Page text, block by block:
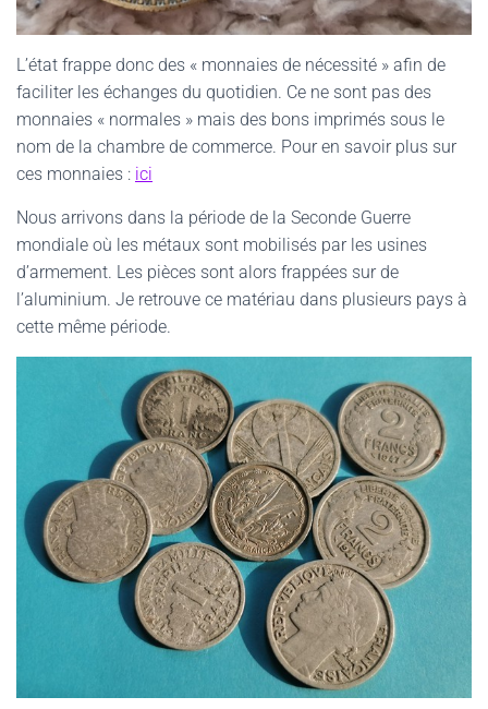
L’état frappe donc des « monnaies de nécessité » afin de
faciliter les échanges du quotidien. Ce ne sont pas des
monnaies « normales » mais des bons imprimés sous le
nom de la chambre de commerce. Pour en savoir plus sur
ces monnaies : ici
Nous arrivons dans la période de la Seconde Guerre
mondiale où les métaux sont mobilisés par les usines
d’armement. Les pièces sont alors frappées sur de
l’aluminium. Je retrouve ce matériau dans plusieurs pays à
cette même période.